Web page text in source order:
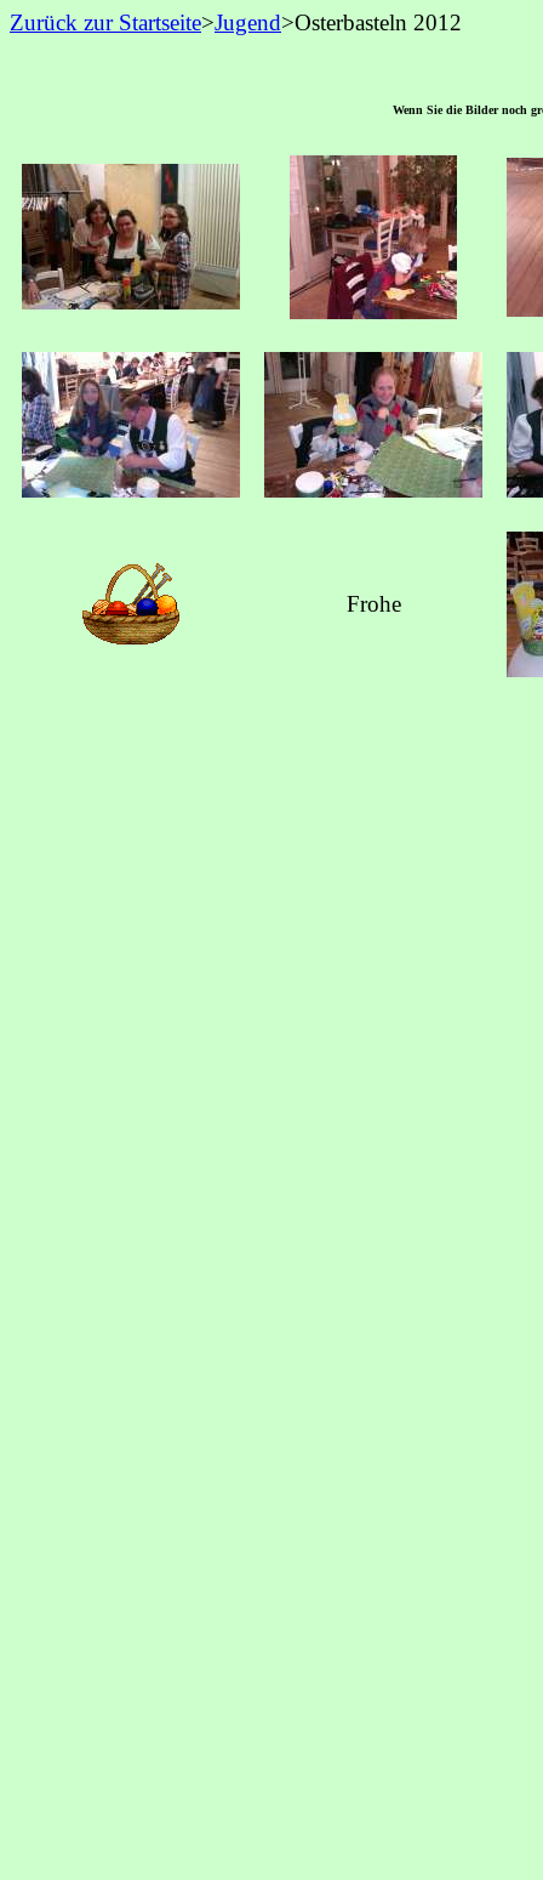
Zurück zur Startseite>Jugend>Osterbasteln 2012
Wenn Sie die Bilder noch
Frohe